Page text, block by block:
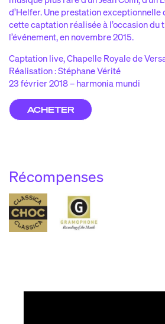
d’Helfer. Une prestation
cette captation réalisée à l’occasion du
l’événement, en novembre 2015.
Captation live, Chapelle Royale de
Réalisation : Stéphane Vérité
23 février 2018 – harmonia mundi
ACHETER
Récompenses